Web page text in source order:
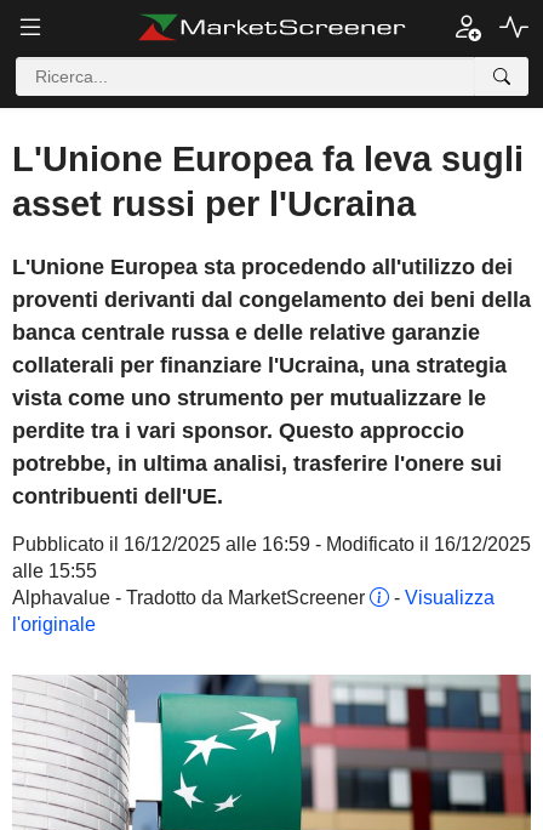
L'Unione Europea fa leva sugli
asset russi per l'Ucraina
L'Unione Europea sta procedendo all'utilizzo dei
proventi derivanti dal congelamento dei beni della
banca centrale russa e delle relative garanzie
collaterali per finanziare l'Ucraina, una strategia
vista come uno strumento per mutualizzare le
perdite tra i vari sponsor. Questo approccio
potrebbe, in ultima analisi, trasferire l'onere sui
contribuenti dell'UE.
Pubblicato il 16/12/2025 alle 16:59 - Modificato il 16/12/2025
alle 15:55
Alphavalue - Tradotto da MarketScreener
- Visualizza
l'originale